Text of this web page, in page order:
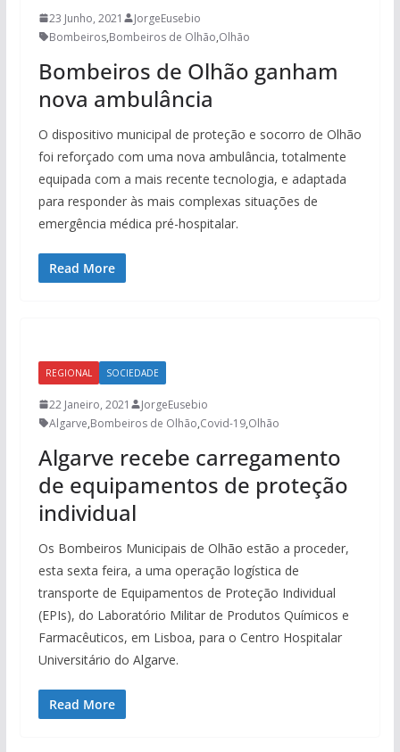
23 Junho, 2021
JorgeEusebio
Bombeiros,Bombeiros de Olhão,Olhão
Bombeiros de Olhão ganham
nova ambulância
O dispositivo municipal de proteção e socorro de Olhão
foi reforçado com uma nova ambulância, totalmente
equipada com a mais recente tecnologia, e adaptada
para responder às mais complexas situações de
emergência médica pré-hospitalar.
Read More
REGIONAL SOCIEDADE
22 Janeiro, 2021
JorgeEusebio
Algarve,Bombeiros de Olhão,Covid-19,Olhão
Algarve recebe carregamento
de equipamentos de proteção
individual
Os Bombeiros Municipais de Olhão estão a proceder,
esta sexta feira, a uma operação logística de
transporte de Equipamentos de Proteção Individual
(EPIs), do Laboratório Militar de Produtos Químicos e
Farmacêuticos, em Lisboa, para o Centro Hospitalar
Universitário do Algarve.
Read More